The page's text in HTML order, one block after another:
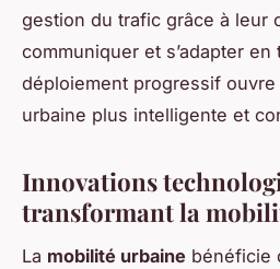
gestion du trafic grâce à leur
communiquer et s’adapter
déploiement progressif
urbaine plus intelligente et
Innovations
transformant la
La mobilité urbaine bénéficie